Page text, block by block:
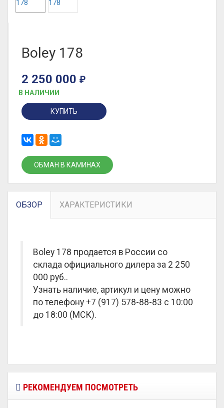
Boley 178
2 250 000 ₽
В НАЛИЧИИ
КУПИТЬ
ОБМАН В КАМИНАХ
ОБЗОР ХАРАКТЕРИСТИКИ
Boley 178 продается в России со
склада официального дилера за 2 250
000 руб..
Узнать наличие, артикул и цену можно
по телефону +7 (917) 578-88-83 с 10:00
до 18:00 (МСК).
РЕКОМЕНДУЕМ ПОСМОТРЕТЬ